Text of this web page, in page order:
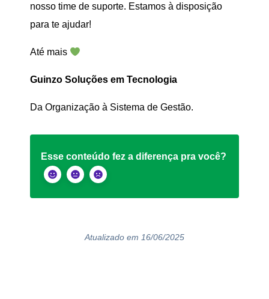
nosso time de suporte. Estamos à disposição
para te ajudar!
Até mais
Guinzo Soluções em Tecnologia
Da Organização à Sistema de Gestão.
Esse conteúdo fez a diferença pra você?
Atualizado em 16/06/2025